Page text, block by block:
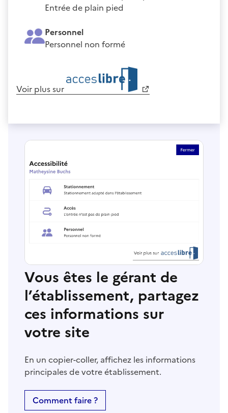
Entrée de plain pied
Personnel
Personnel non formé
Voir plus sur
Vous êtes le gérant de
l’établissement, partagez
ces informations sur
votre site
En un copier-coller, affichez les informations
principales de votre établissement.
Comment faire ?